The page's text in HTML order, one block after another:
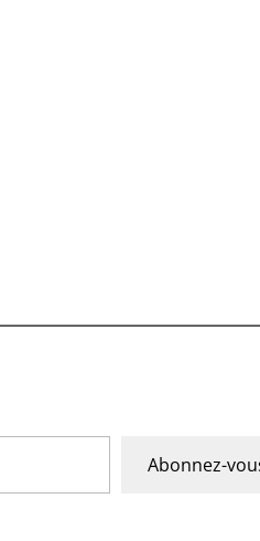
Abonnez-